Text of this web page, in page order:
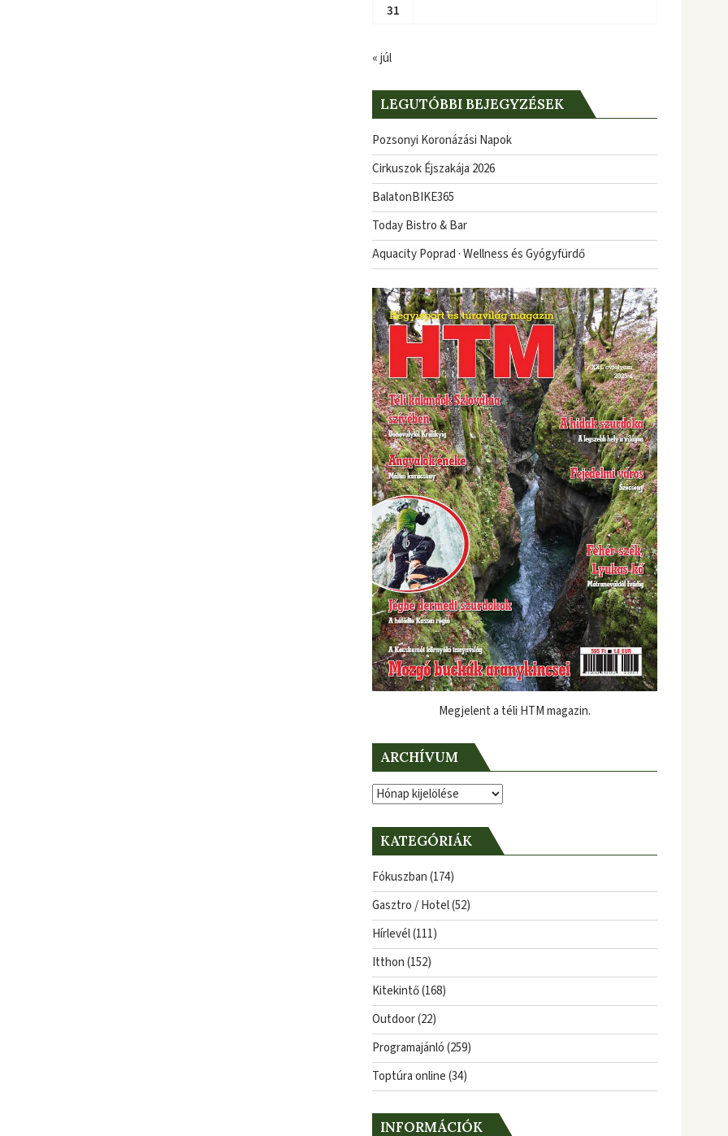
31
« júl
LEGUTÓBBI BEJEGYZÉSEK
Pozsonyi Koronázási Napok
Cirkuszok Éjszakája 2026
BalatonBIKE365
Today Bistro & Bar
Aquacity Poprad · Wellness és Gyógyfürdő
Megjelent a téli HTM magazin.
ARCHÍVUM
Archívum
KATEGÓRIÁK
Fókuszban(174)
Gasztro / Hotel(52)
Hírlevél(111)
Itthon(152)
Kitekintő(168)
Outdoor(22)
Programajánló(259)
Toptúra online(34)
INFORMÁCIÓK